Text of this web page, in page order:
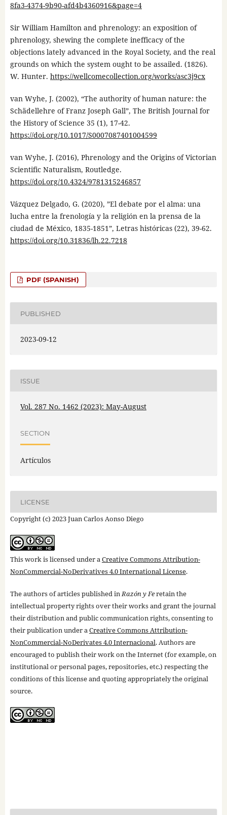
8fa3-4374-9b90-afd4b4360916&page=4
Sir William Hamilton and phrenology: an exposition of
phrenology, shewing the complete inefficacy of the
objections lately advanced in the Royal Society, and the real
grounds on which the system ought to be assailed. (1826).
W. Hunter. https://wellcomecollection.org/works/asc3j9cx
van Wyhe, J. (2002), “The authority of human nature: the
Schädellehre of Franz Joseph Gall”, The British Journal for
the History of Science 35 (1), 17-42.
https://doi.org/10.1017/S0007087401004599
van Wyhe, J. (2016), Phrenology and the Origins of Victorian
Scientific Naturalism, Routledge.
https://doi.org/10.4324/9781315246857
Vázquez Delgado, G. (2020), ”El debate por el alma: una
lucha entre la frenología y la religión en la prensa de la
ciudad de México, 1835-1851”, Letras históricas (22), 39-62.
https://doi.org/10.31836/lh.22.7218
PDF (SPANISH)
PUBLISHED
2023-09-12
ISSUE
Vol. 287 No. 1462 (2023): May-August
SECTION
Artículos
LICENSE
Copyright (c) 2023 Juan Carlos Aonso Diego
This work is licensed under aCreative Commons Attribution-
NonCommercial-NoDerivatives 4.0 International License.
The authors of articles published inRazón y Feretain the
intellectual property rights over their works and grant the journal
their distribution and public communication rights, consenting to
their publication under aCreative Commons Attribution-
NonCommercial-NoDerivates 4.0 Internacional. Authors are
encouraged to publish their work on the Internet (for example, on
institutional or personal pages, repositories, etc.) respecting the
conditions of this license and quoting appropriately the original
source.